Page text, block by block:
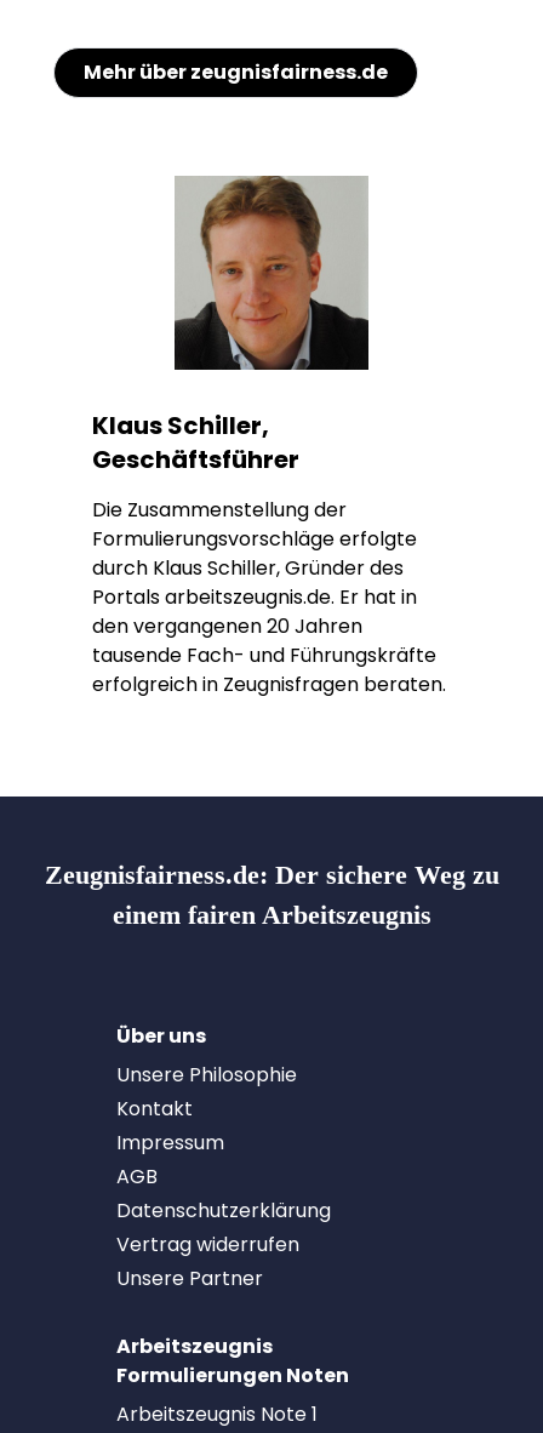
Mehr über zeugnisfairness.de
Klaus Schiller,
Geschäftsführer
Die Zusammenstellung der
Formulierungsvorschläge erfolgte
durch Klaus Schiller, Gründer des
Portals arbeitszeugnis.de. Er hat in
den vergangenen 20 Jahren
tausende Fach- und Führungskräfte
erfolgreich in Zeugnisfragen beraten.
Zeugnisfairness.de: Der sichere Weg zu
einem fairen Arbeitszeugnis
Über uns
Unsere Philosophie
Kontakt
Impressum
AGB
Datenschutzerklärung
Vertrag widerrufen
Unsere Partner
Arbeitszeugnis
Formulierungen Noten
Arbeitszeugnis Note 1